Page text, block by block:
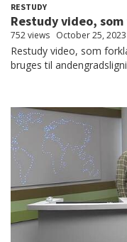
RESTUDY
Restudy video,
752 views October 25, 2023
Restudy video, som
bruges til